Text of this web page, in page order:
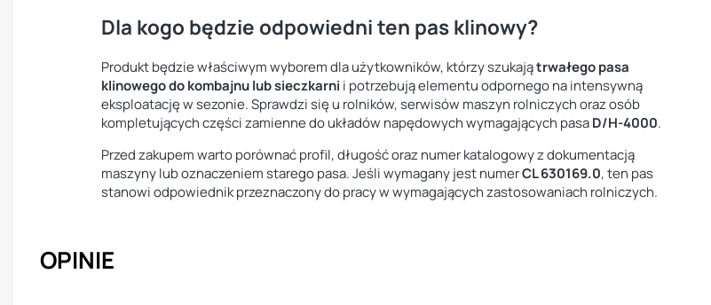
Dla kogo będzie odpowiedni ten pas klinowy?
Produkt będzie właściwym wyborem dla użytkowników, którzy szukajątrwałego pasa
klinowego do kombajnu lub sieczkarni i potrzebują elementu odpornego na intensywną
eksploatację w sezonie. Sprawdzi się u rolników, serwisów maszyn rolniczych oraz osób
kompletujących części zamienne do układów napędowych wymagających pasaD/H-4000.
Przed zakupem warto porównać profil, długość oraz numer katalogowy z dokumentacją
maszyny lub oznaczeniem starego pasa. Jeśli wymagany jest numerCL 630169.0, ten pas
stanowi odpowiednik przeznaczony do pracy w wymagających zastosowaniach rolniczych.
OPINIE